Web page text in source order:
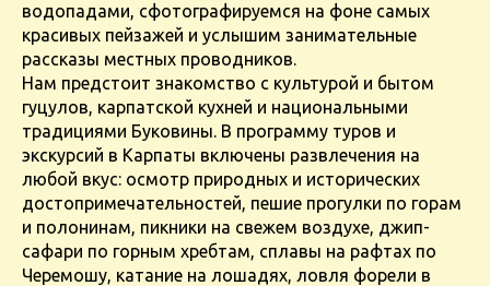
водопадами, сфотографируемся на фоне самых
красивых пейзажей и услышим занимательные
рассказы местных проводников.
Нам предстоит знакомство с культурой и бытом
гуцулов, карпатской кухней и национальными
традициями Буковины. В программу туров и
экскурсий в Карпаты включены развлечения на
любой вкус: осмотр природных и исторических
достопримечательностей, пешие прогулки по горам
и полонинам, пикники на свежем воздухе, джип-
сафари по горным хребтам, сплавы на рафтах по
Черемошу, катание на лошадях, ловля форели в